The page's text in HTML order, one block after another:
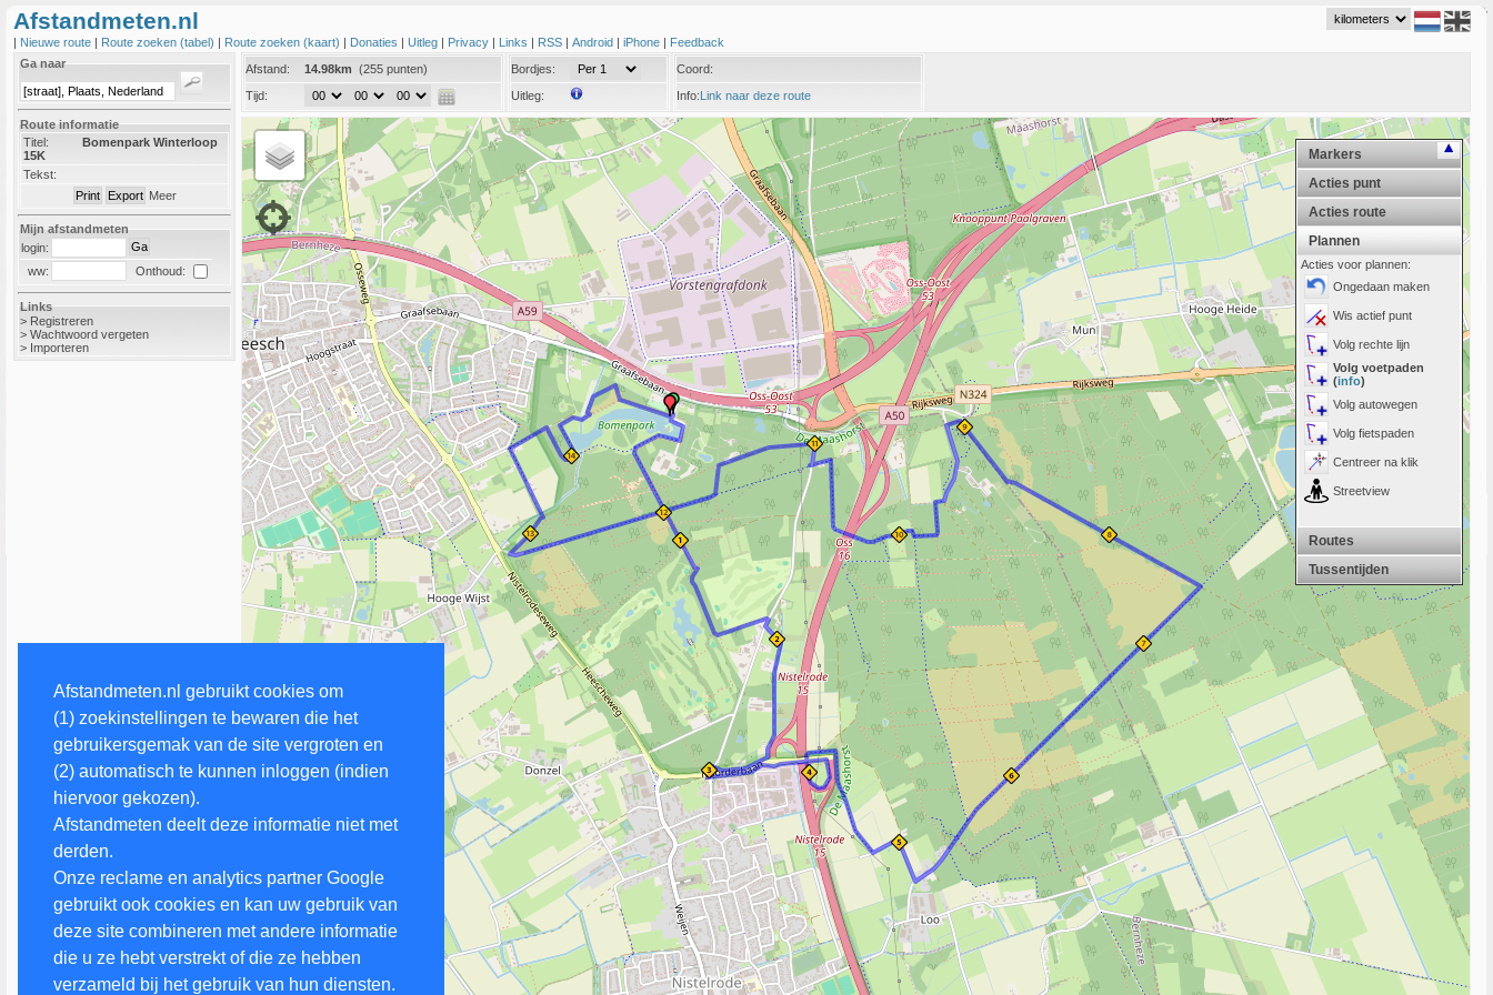
Afstandmeten.nl gebruikt cookies om
(1) zoekinstellingen te bewaren die het
gebruikersgemak van de site vergroten en
(2) automatisch te kunnen inloggen (indien
hiervoor gekozen).
Afstandmeten deelt deze informatie niet met
derden.
Onze reclame en analytics partner Google
gebruikt ook cookies en kan uw gebruik van
deze site combineren met andere informatie
die u ze hebt verstrekt of die ze hebben
verzameld bij het gebruik van hun diensten.
Afstandmeten.nl
| Nieuwe route | Route zoeken (tabel) | Route zoeken (kaart) | Donaties | Uitleg | Privacy | Links | RSS | Android | iPhone | Feedback
Ga naar
Route informatie
Titel:
Bomenpark Winterloop
15K
Tekst:
Meer
Mijn afstandmeten
login:
ww:
Onthoud:
Links
> Registreren
> Wachtwoord vergeten
> Importeren
Afstand: 14.98km
(255 punten)
Tijd:
Bordjes:
Uitleg:
Coord:
Info:Link naar deze route
Markers
Acties punt
Acties route
Plannen
Acties voor plannen:
Ongedaan maken
Wis actief punt
Volg rechte lijn
Volg voetpaden
(info)
Volg autowegen
Volg fietspaden
Centreer na klik
Streetview
Routes
Tussentijden